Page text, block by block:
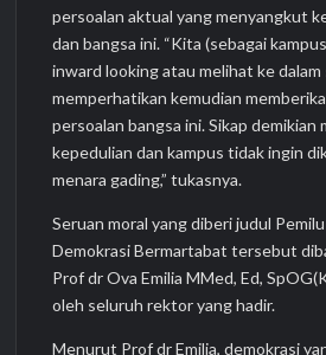
persoalan aktual yang menyangkut
dan bangsa ini. “Kita (sebagai
inward looking atau melihat ke
memperhatikan kemudian
persoalan bangsa ini. Sikap demikian
kepedulian dan kampus tidak ingin
menara gading,” tukasnya.
Seruan moral yang diberi judul
Demokrasi Bermartabat tersebut
Prof dr Ova Emilia MMed, Ed,
oleh seluruh rektor yang hadir.
Menurut Prof dr Emilia, demokrasi